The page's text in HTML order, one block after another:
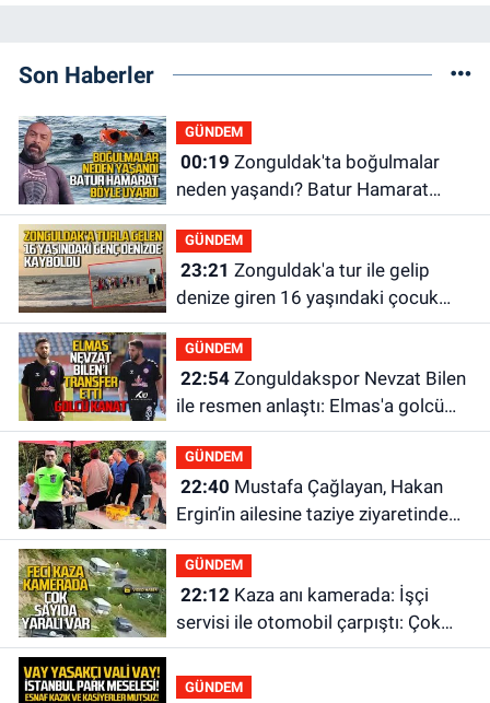
Son Haberler
GÜNDEM
00:19
neden yaşandı? Batur Hamarat
böyle uyardı!
GÜNDEM
23:21
denize giren 16 yaşındaki çocuk
kayboldu: Son anları kamerada
GÜNDEM
22:54Zonguldakspor Nevzat Bilen
ile resmen anlaştı: Elmas'a golcü
kanat
GÜNDEM
22:40
Ergin’in ailesine taziye ziyaretinde
bulundu
GÜNDEM
22:12Kaza anı kamerada: İşçi
servisi ile otomobil çarpıştı: Çok
sayıda yaralı var
GÜNDEM